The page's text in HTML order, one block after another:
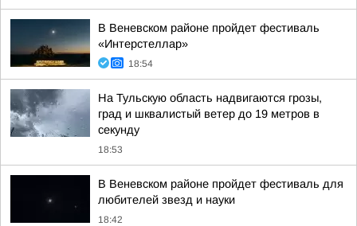
В Веневском районе пройдет фестиваль
«Интерстеллар»
18:54
На Тульскую область надвигаются грозы,
град и шквалистый ветер до 19 метров в
секунду
18:53
В Веневском районе пройдет фестиваль для
любителей звезд и науки
18:42